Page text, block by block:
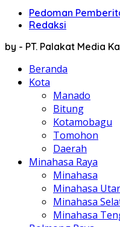
Pedoman
Redaksi
by - PT. Palakat Media
Beranda
Kota
Manado
Bitung
Kotamobagu
Tomohon
Daerah
Minahasa Raya
Minahasa
Minahasa
Minahasa
Minahasa